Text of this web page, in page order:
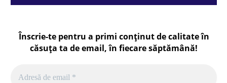
Înscrie-te pentru a primi conținut de calitate în
căsuța ta de email, în fiecaresăptămână!